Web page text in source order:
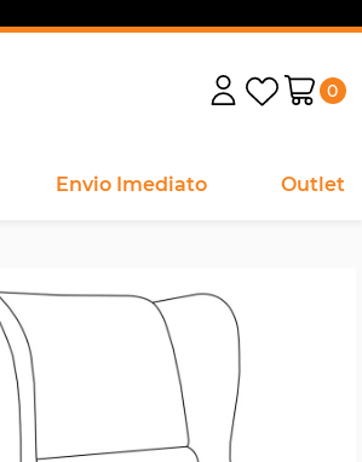
0
Envio Imediato Outlet